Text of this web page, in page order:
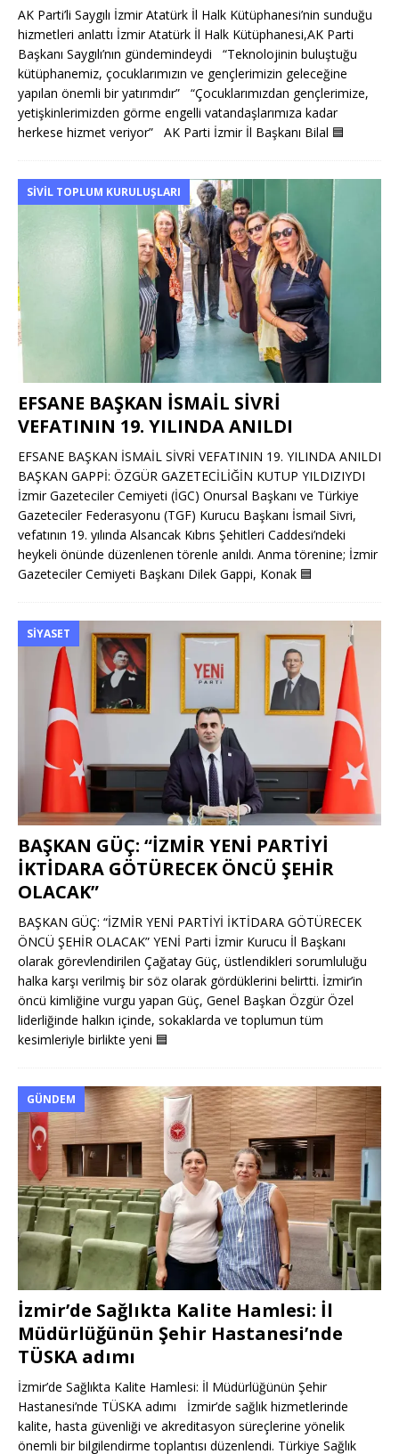
AK Parti’li Saygılı İzmir Atatürk İl Halk Kütüphanesi’nin sunduğu
hizmetleri anlattı İzmir Atatürk İl Halk Kütüphanesi,AK Parti
Başkanı Saygılı’nın gündemindeydi “Teknolojinin buluştuğu
kütüphanemiz, çocuklarımızın ve gençlerimizin geleceğine
yapılan önemli bir yatırımdır” “Çocuklarımızdan gençlerimize,
yetişkinlerimizden görme engelli vatandaşlarımıza kadar
herkese hizmet veriyor” AK Parti İzmir İl Başkanı Bilal 🟦
SIVIL TOPLUM KURULUŞLARI
EFSANE BAŞKAN İSMAİL SİVRİ
VEFATININ 19. YILINDA ANILDI
EFSANE BAŞKAN İSMAİL SİVRİ VEFATININ 19. YILINDA ANILDI
BAŞKAN GAPPİ: ÖZGÜR GAZETECİLİĞİN KUTUP YILDIZIYDI
İzmir Gazeteciler Cemiyeti (İGC) Onursal Başkanı ve Türkiye
Gazeteciler Federasyonu (TGF) Kurucu Başkanı İsmail Sivri,
vefatının 19. yılında Alsancak Kıbrıs Şehitleri Caddesi’ndeki
heykeli önünde düzenlenen törenle anıldı. Anma törenine; İzmir
Gazeteciler Cemiyeti Başkanı Dilek Gappi, Konak 🟦
SIYASET
BAŞKAN GÜÇ: “İZMİR YENİ PARTİYİ
İKTİDARA GÖTÜRECEK ÖNCÜ ŞEHİR
OLACAK”
BAŞKAN GÜÇ: “İZMİR YENİ PARTİYİ İKTİDARA GÖTÜRECEK
ÖNCÜ ŞEHİR OLACAK” YENİ Parti İzmir Kurucu İl Başkanı
olarak görevlendirilen Çağatay Güç, üstlendikleri sorumluluğu
halka karşı verilmiş bir söz olarak gördüklerini belirtti. İzmir’in
öncü kimliğine vurgu yapan Güç, Genel Başkan Özgür Özel
liderliğinde halkın içinde, sokaklarda ve toplumun tüm
kesimleriyle birlikte yeni 🟦
GÜNDEM
İzmir’de Sağlıkta Kalite Hamlesi: İl
Müdürlüğünün Şehir Hastanesi’nde
TÜSKA adımı
İzmir’de Sağlıkta Kalite Hamlesi: İl Müdürlüğünün Şehir
Hastanesi’nde TÜSKA adımı İzmir’de sağlık hizmetlerinde
kalite, hasta güvenliği ve akreditasyon süreçlerine yönelik
önemli bir bilgilendirme toplantısı düzenlendi. Türkiye Sağlık